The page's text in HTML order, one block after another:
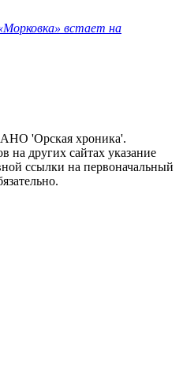
встает на
'Орская хроника'.
на других сайтах указание
ссылки на первоначальный